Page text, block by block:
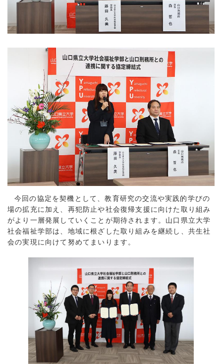
今回の協定を契機として、教育研究の交流や実践的学びの
場の拡充に加え、再犯防止や社会復帰支援に向けた取り組み
がより一層発展していくことが期待されます。山口県立大学
社会福祉学部は、地域に根ざした取り組みを継続し、共生社
会の実現に向けて努めてまいります。